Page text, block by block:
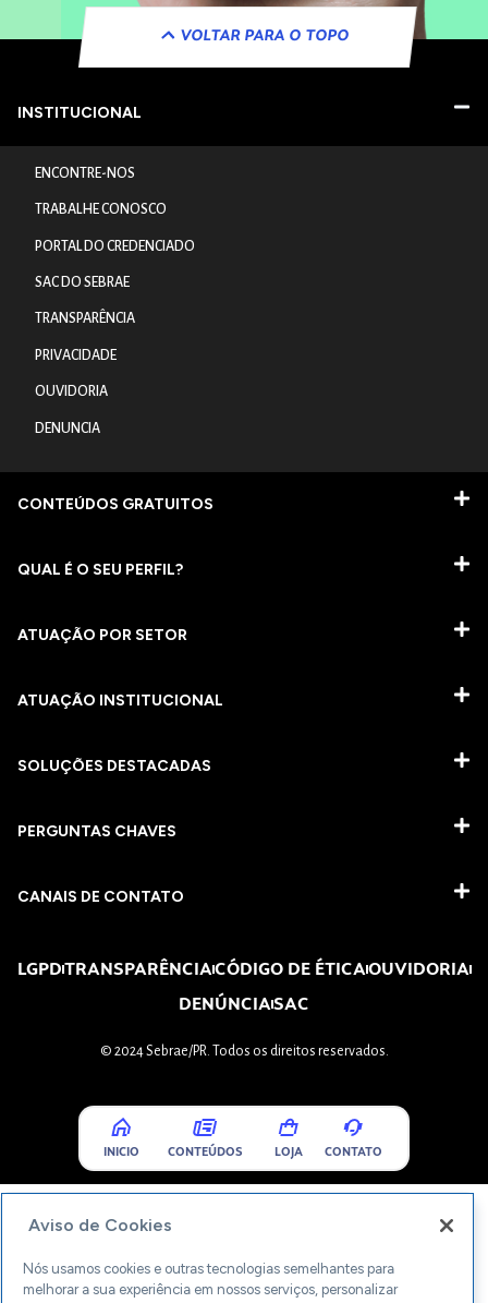
VOLTAR PARA O TOPO
INSTITUCIONAL
ENCONTRE-NOS
TRABALHE CONOSCO
PORTAL DO CREDENCIADO
SAC DO SEBRAE
TRANSPARÊNCIA
PRIVACIDADE
OUVIDORIA
DENUNCIA
CONTEÚDOS GRATUITOS
QUAL É O SEU PERFIL?
ATUAÇÃO POR SETOR
ATUAÇÃO INSTITUCIONAL
SOLUÇÕES DESTACADAS
PERGUNTAS CHAVES​
CANAIS DE CONTATO
LGPDTRANSPARÊNCIACÓDIGO DE ÉTICAOUVIDORIA
DENÚNCIASAC
© 2024 Sebrae/PR. Todos os direitos reservados.
INICIO CONTEÚDOS LOJA CONTATO
Aviso de Cookies
Nós usamos cookies e outras tecnologias semelhantes para
melhorar a sua experiência em nossos serviços, personalizar